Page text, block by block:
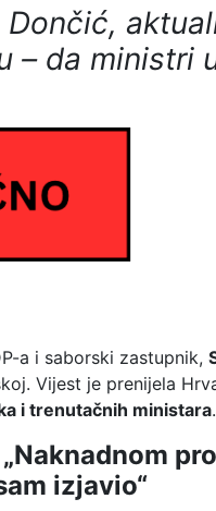
– da ministri
a i saborski zastupnik,
Vijest je prenijela
i trenutačnih ministara.
izjavio“